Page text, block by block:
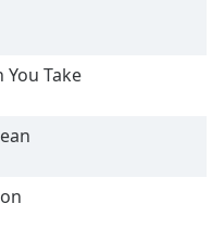
You Take